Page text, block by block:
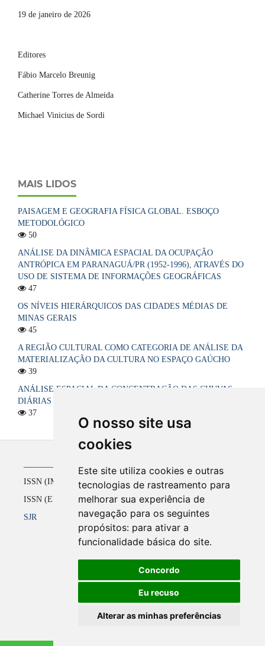
O nosso site usa
cookies
Este site utiliza cookies e outras
tecnologias de rastreamento para
melhorar sua experiência de
navegação para os seguintes
propósitos: para ativar a
funcionalidade básica do site.
Concordo
Eu recuso
Alterar as minhas preferências
19 de janeiro de 2026
Editores
Fábio Marcelo Breunig
Catherine Torres de Almeida
Michael Vinicius de Sordi
MAIS LIDOS
PAISAGEM E GEOGRAFIA FÍSICA GLOBAL. ESBOÇO
METODOLÓGICO
50
ANÁLISE DA DINÂMICA ESPACIAL DA OCUPAÇÃO
ANTRÓPICA EM PARANAGUÁ/PR (1952-1996), ATRAVÉS DO
USO DE SISTEMA DE INFORMAÇÕES GEOGRÁFICAS
47
OS NÍVEIS HIERÁRQUICOS DAS CIDADES MÉDIAS DE
MINAS GERAIS
45
A REGIÃO CULTURAL COMO CATEGORIA DE ANÁLISE DA
MATERIALIZAÇÃO DA CULTURA NO ESPAÇO GAÚCHO
39
ANÁLISE ESPACIAL DA CONCENTRAÇÃO DAS CHUVAS
DIÁRIAS NO ESTADO DA PARAÍBA, BRASIL
37
ISSN (IMPRESSO) 1516-4136 até 2008
ISSN (ELETRÔNICO) 2177-2738 a partir de 2009
SJR